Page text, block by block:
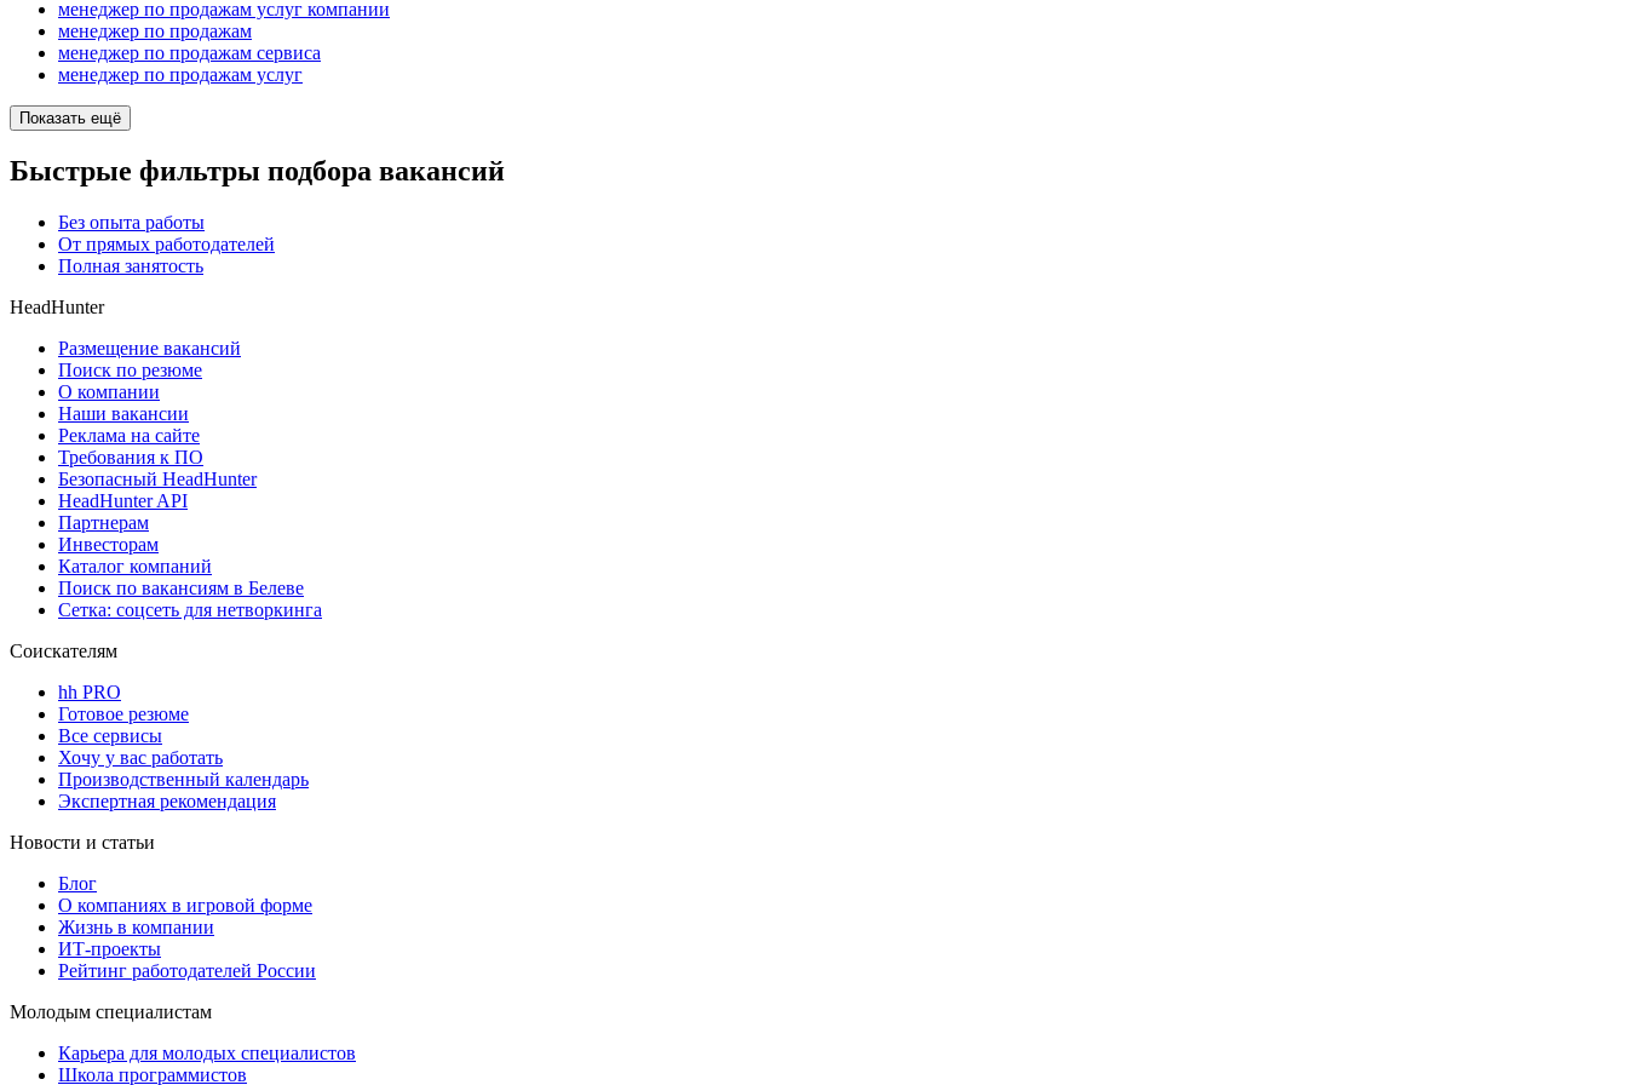
менеджер по продажам услуг компании
менеджер по продажам
менеджер по продажам сервиса
менеджер по продажам услуг
Показать ещё
Быстрые фильтры подбора вакансий
Без опыта работы
От прямых работодателей
Полная занятость
HeadHunter
Размещение вакансий
Поиск по резюме
О компании
Наши вакансии
Реклама на сайте
Требования к ПО
Безопасный HeadHunter
HeadHunter API
Партнерам
Инвесторам
Каталог компаний
Поиск по вакансиям в Белеве
Сетка: соцсеть для нетворкинга
Соискателям
hh PRO
Готовое резюме
Все сервисы
Хочу у вас работать
Производственный календарь
Экспертная рекомендация
Новости и статьи
Блог
О компаниях в игровой форме
Жизнь в компании
ИТ-проекты
Рейтинг работодателей России
Молодым специалистам
Карьера для молодых специалистов
Школа программистов